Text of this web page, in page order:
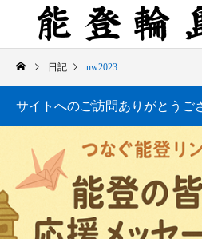
日記 nw2023
サイトへのご訪問ありがとうご